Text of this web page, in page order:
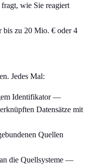
wie Sie reagiert
bis zu 20 Mio. € oder 4
Jedes Mal:
Identifikator —
Datensätze mit
Quellen
die Quellsysteme —